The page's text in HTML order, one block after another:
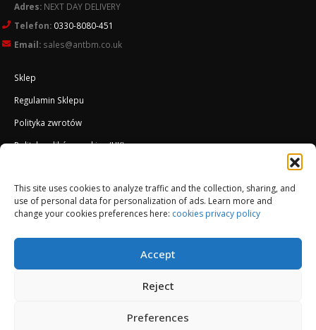
This site uses cookies to analyze traffic and the collection, sharing, and
use of personal data for personalization of ads. Learn more and
change your cookies preferences here: cookies privacy policy
Accept
Reject
Preferences
Adres: NEXT DAY DELIVERY
Telefon: 0330-8080-451
Email: sales@antbm.co.uk
Sklep
Regulamin Sklepu
Polityka zwrotów
Polityka plików cookies (UK)
Docieplenie EWI ETICS